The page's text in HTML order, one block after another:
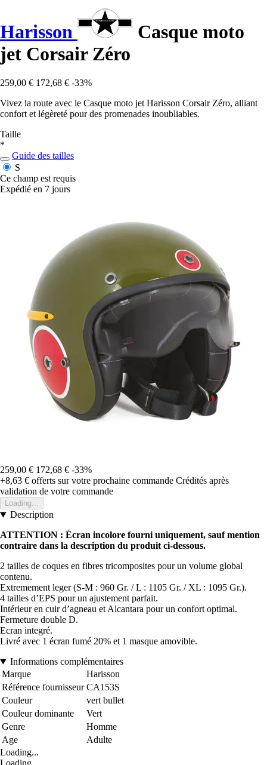
Harisson
Casque moto
jet Corsair Zéro
259,00 € 172,68 € -33%
Vivez la route avec le Casque moto jet Harisson Corsair Zéro, alliant
confort et légèreté pour des promenades inoubliables.
Taille
*
Guide des tailles
S
Ce champ est requis
Expédié en 7 jours
259,00 € 172,68 € -33%
+8,63 € offerts sur votre prochaine commande Crédités après
validation de votre commande
Loading...
Description
ATTENTION : Écran incolore fourni uniquement, sauf mention
contraire dans la description du produit ci-dessous.
2 tailles de coques en fibres tricomposites pour un volume global
contenu.
Extremement leger (S-M : 960 Gr. / L : 1105 Gr. / XL : 1095 Gr.).
4 tailles d’EPS pour un ajustement parfait.
Intérieur en cuir d’agneau et Alcantara pour un confort optimal.
Fermeture double D.
Ecran integré.
Livré avec 1 écran fumé 20% et 1 masque amovible.
Informations complémentaires
Marque
Harisson
Référence fournisseur CA153S
Couleur
vert bullet
Couleur dominante
Vert
Genre
Homme
Age
Adulte
Loading...